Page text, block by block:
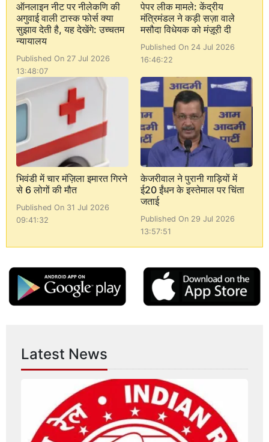
ऑनलाइन नीट पर नीलेकणि की
अगुवाई वाली टास्क फोर्स क्या
सुझाव देती है, यह देखेंगे: उच्चतम
न्यायालय
Published On 27 Jul 2026
13:48:07
पेपर लीक मामले: केंद्रीय
मंत्रिमंडल ने कड़ी सज़ा वाले
मसौदा विधेयक को मंज़ूरी दी
Published On 24 Jul 2026
16:46:22
भिवंडी में चार मंज़िला इमारत गिरने
से 6 लोगों की मौत
Published On 31 Jul 2026
09:41:32
केजरीवाल ने पुरानी गाड़ियों में
ई20 ईंधन के इस्तेमाल पर चिंता
जताई
Published On 29 Jul 2026
13:57:51
Latest News